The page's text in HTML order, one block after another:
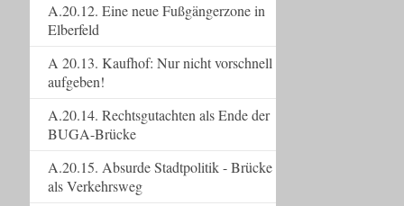
A.20.12. Eine neue Fußgängerzone in
Elberfeld
A 20.13. Kaufhof: Nur nicht vorschnell
aufgeben!
A.20.14. Rechtsgutachten als Ende der
BUGA-Brücke
A.20.15. Absurde Stadtpolitik - Brücke
als Verkehrsweg